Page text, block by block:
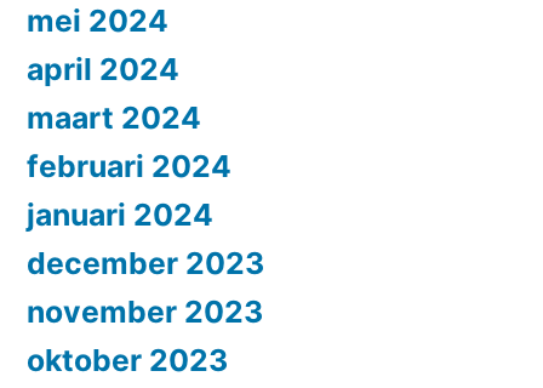
mei 2024
april 2024
maart 2024
februari 2024
januari 2024
december 2023
november 2023
oktober 2023